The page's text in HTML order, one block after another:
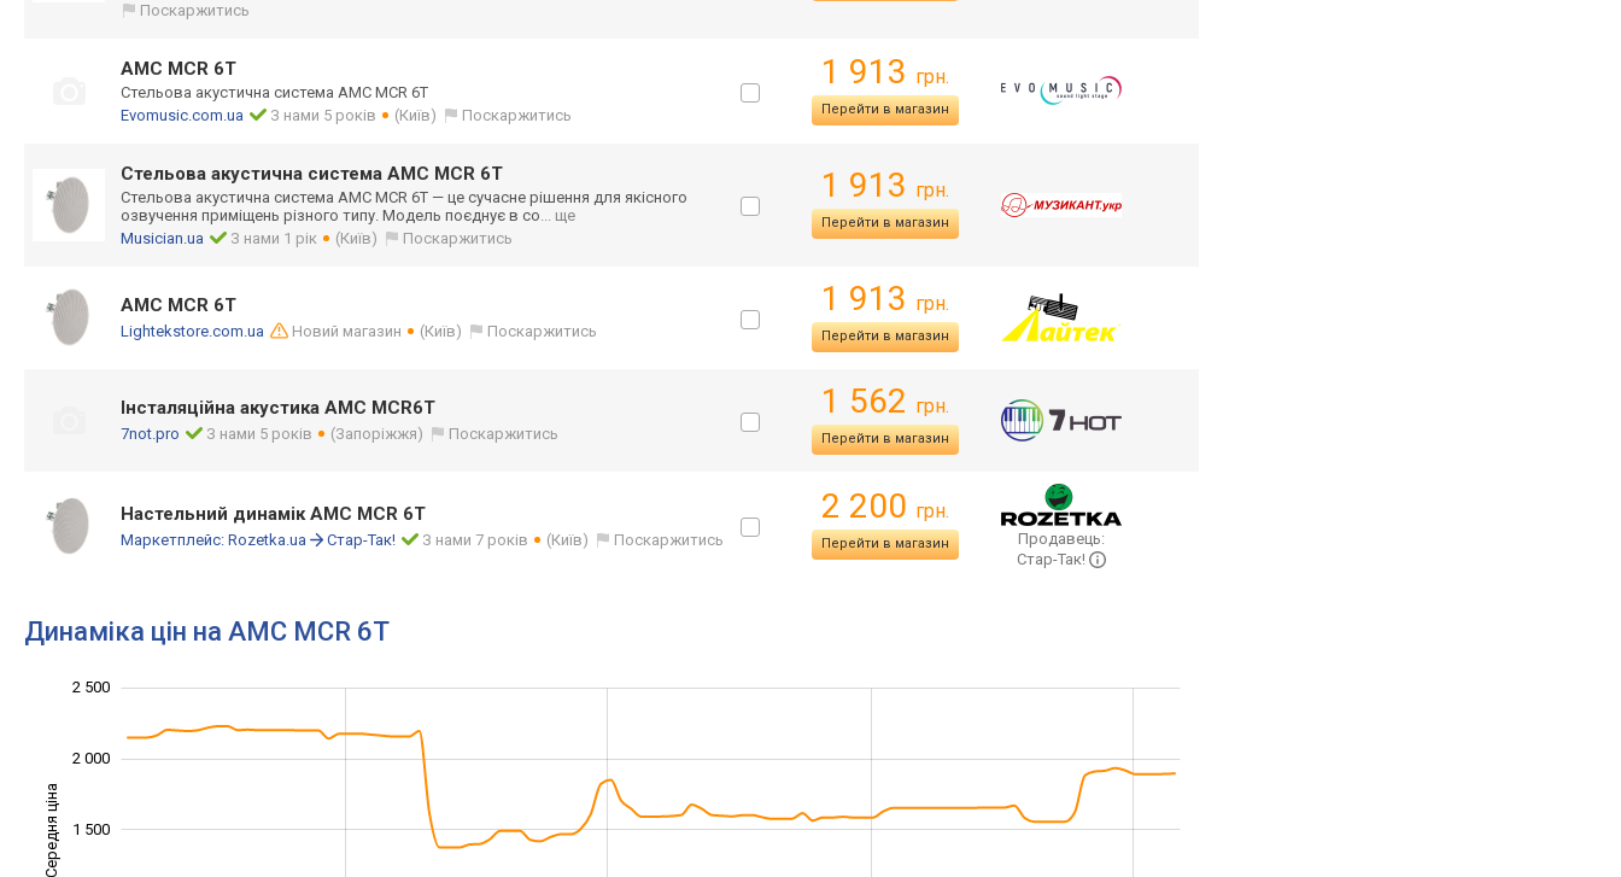
Поскаржитись
AMC MCR 6T
Стельова акустична система AMC MCR 6T
Evomusic.com.ua
З нами 5 років (Київ) Поскаржитись
1 913 грн.
Перейти в магазин
Стельова акустична система AMC MCR 6T
Стельова акустична система AMC MCR 6T — це сучасне рішення для якісного
озвучення приміщень різного типу. Модель поєднує в со... ще
Musician.ua
З нами 1 рік (Київ) Поскаржитись
1 913 грн.
Перейти в магазин
AMC MCR 6T
Lightekstore.com.ua Новий магазин (Київ) Поскаржитись
1 913 грн.
Перейти в магазин
Інсталяційна акустика AMC MCR6T
7not.pro З нами 5 років (Запоріжжя) Поскаржитись
1 562 грн.
Перейти в магазин
Настельний динамік AMC MCR 6T
Маркетплейс: Rozetka.ua Стар-Так! З нами 7 років (Київ) Поскаржитись
2 200 грн.
Перейти в магазин
Продавець:
Стар-Так!
Динаміка цін на AMC MCR 6T
Середня ціна 1 000
2 500
2 000
1 500